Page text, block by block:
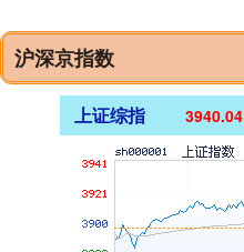
沪深京指数
上证综指 3940.04